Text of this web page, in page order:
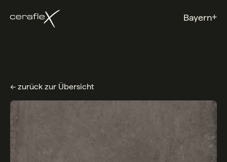
Bayern+
← zurück zur Übersicht